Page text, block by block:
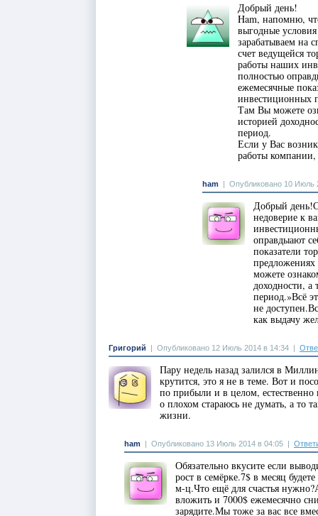
Добрый день!
Ham, напомню,
выгодные
зарабатываем на
счет ведущейся
работы наших
полностью
ежемесячные
инвестиционных
Там Вы можете
историей
период.
Если у Вас
работы компании,
ham Опубликовано 10 Июль
Добрый
недоверие к
оправдыают
показатели
можете
доходности, а
период.»Всё
не
как выдачу
Григорий Опубликовано 12 Июль 2014 в 14:34
Пару недель назад залился в
крутится, это я не в теме. Вот и
по прибыли и в целом,
о плохом стараюсь не думать, а то
жизни.
ham Опубликовано 13 Июль 2014 в 04:05
Обязательно вкусите если
рост в семёрке.7$ в месяц
м-ц.Что ещё для счастья
вложить и 7000$ ежемесячно
зарядите.Мы тоже за вас все